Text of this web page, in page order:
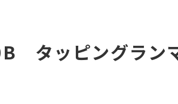
タッピングラン